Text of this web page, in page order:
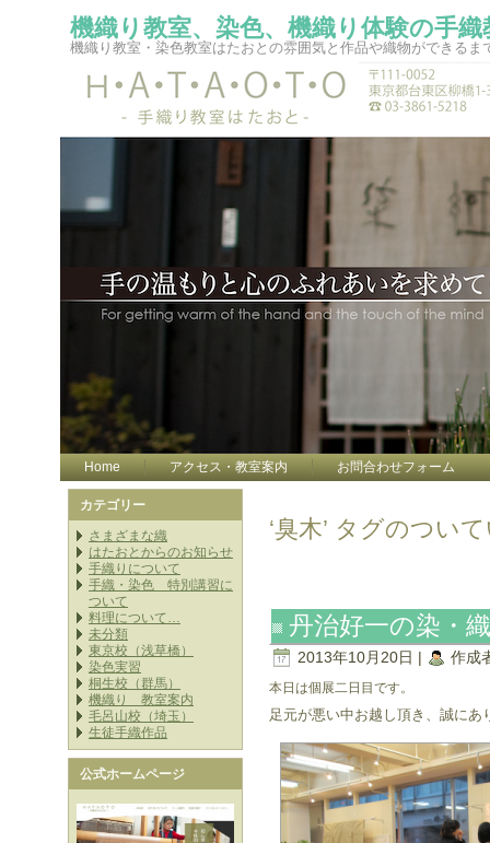
機織り教室、染色、機織り体験の手
機織り教室・染色教室はたおとの雰囲気と作品や織物ができるま
Home アクセス・教室案内 お問合わせフォーム
カテゴリー
さまざまな織
はたおとからのお知らせ
手織りについて
手織・染色 特別講習に
ついて
料理について…
未分類
東京校（浅草橋）
染色実習
桐生校（群馬）
機織り 教室案内
毛呂山校（埼玉）
生徒手織作品
公式ホームページ
‘臭木’ タグのつい
丹治好一の染・
2013年10月20日 | 作成
本日は個展二日目です。
足元が悪い中お越し頂き、誠にあ